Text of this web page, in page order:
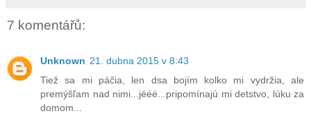
7 komentářů:
Unknown 21. dubna 2015 v 8:43
Tiež sa mi páčia, len dsa bojím kolko mi vydržia, ale
premýšľam nad nimi...jééé...pripomínajú mi detstvo, lúku za
domom...